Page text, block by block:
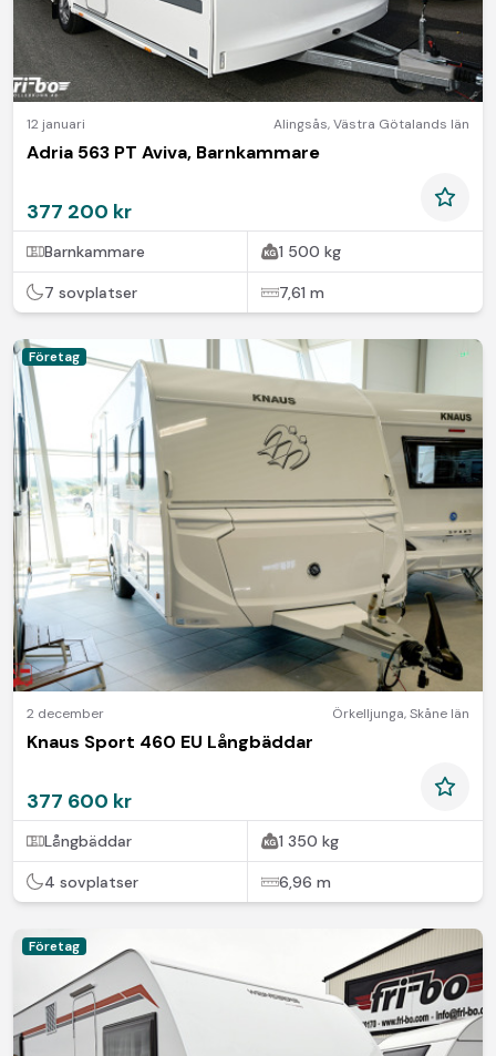
12 januari Alingsås,Västra Götalands län
Adria 563 PT Aviva, Barnkammare
377 200 kr
Barnkammare 1 500 kg
7 sovplatser 7,61 m
Företag
2 december Örkelljunga,Skåne län
Knaus Sport 460 EU Långbäddar
377 600 kr
Långbäddar 1 350 kg
4 sovplatser 6,96 m
Företag